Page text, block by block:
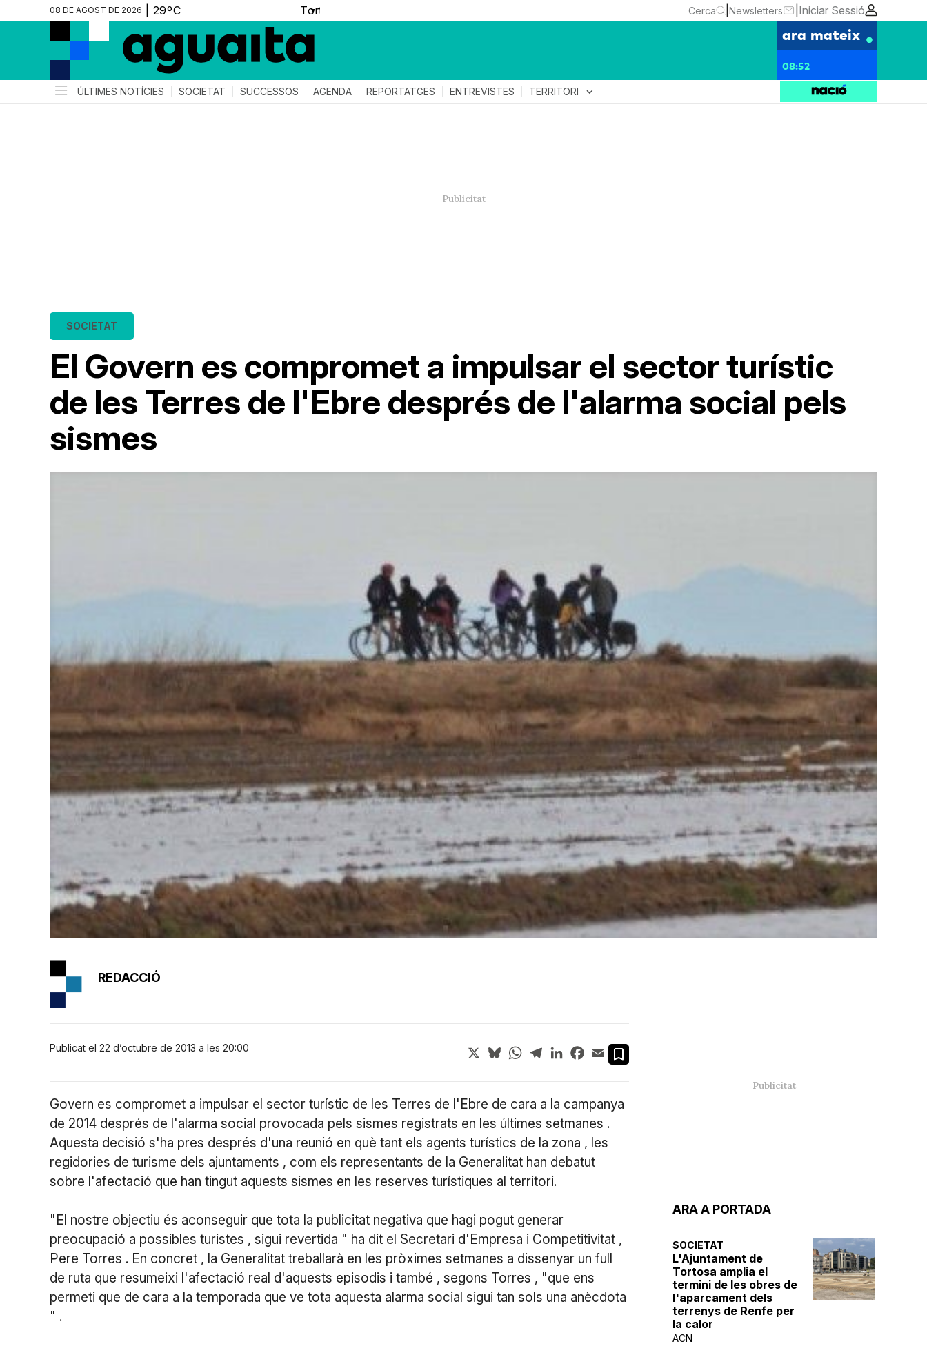
08 DE AGOST DE 2026 ▼ Cerca Newsletters Iniciar Sessió
ara mateix
08:52
ÚLTIMES NOTÍCIES SOCIETAT SUCCESSOS AGENDA REPORTATGES ENTREVISTES TERRITORI expand_more
El Govern es compromet a impulsar el sector turístic
de les Terres de l'Ebre després de l'alarma social pels
sismes
SOCIETAT
ARA A PORTADA
SOCIETAT
L'Ajuntament de
Tortosa amplia el
termini de les obres de
l'aparcament dels
terrenys de Renfe per
la calor
ACN
REDACCIÓ
Publicat el 22 d’octubre de 2013 a les 20:00 X BlueskyWhatsApp
TelegramLinkedInFacebook
Email
Govern es compromet a impulsar el sector turístic de les Terres de l'Ebre de cara a la campanya
de 2014 després de l'alarma social provocada pels sismes registrats en les últimes setmanes .
Aquesta decisió s'ha pres després d'una reunió en què tant els agents turístics de la zona , les
regidories de turisme dels ajuntaments , com els representants de la Generalitat han debatut
sobre l'afectació que han tingut aquests sismes en les reserves turístiques al territori.
"El nostre objectiu és aconseguir que tota la publicitat negativa que hagi pogut generar
preocupació a possibles turistes , sigui revertida " ha dit el Secretari d'Empresa i Competitivitat ,
Pere Torres . En concret , la Generalitat treballarà en les pròximes setmanes a dissenyar un full
de ruta que resumeixi l'afectació real d'aquests episodis i també , segons Torres , "que ens
permeti que de cara a la temporada que ve tota aquesta alarma social sigui tan sols una anècdota
" .